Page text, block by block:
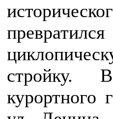
стройку.
курортного